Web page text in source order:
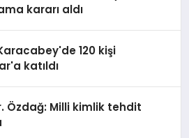
kararı aldı
120 kişi
katıldı
Özdağ: Milli kimlik tehdit